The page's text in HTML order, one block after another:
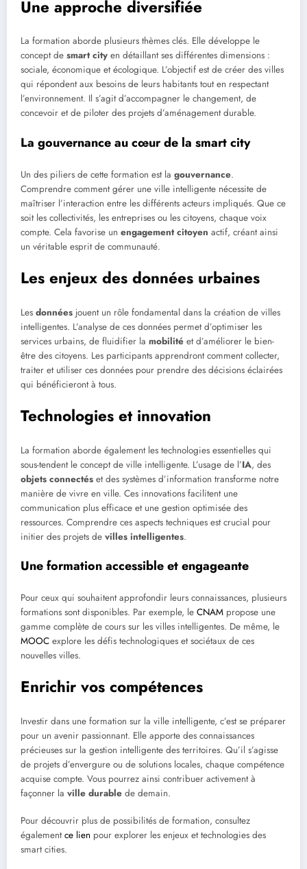
Une approche diversifiée
La formation aborde plusieurs thèmes clés. Elle développe le
concept de smart city en détaillant ses différentes dimensions :
sociale, économique et écologique. L’objectif est de créer des villes
qui répondent aux besoins de leurs habitants tout en respectant
l’environnement. Il s’agit d’accompagner le changement, de
concevoir et de piloter des projets d’aménagement durable.
La gouvernance au cœur de la smart city
Un des piliers de cette formation est la gouvernance.
Comprendre comment gérer une ville intelligente nécessite de
maîtriser l’interaction entre les différents acteurs impliqués. Que ce
soit les collectivités, les entreprises ou les citoyens, chaque voix
compte. Cela favorise un engagement citoyen actif, créant ainsi
un véritable esprit de communauté.
Les enjeux des données urbaines
Les données jouent un rôle fondamental dans la création de villes
intelligentes. L’analyse de ces données permet d’optimiser les
services urbains, de fluidifier la mobilité et d’améliorer le bien-
être des citoyens. Les participants apprendront comment collecter,
traiter et utiliser ces données pour prendre des décisions éclairées
qui bénéficieront à tous.
Technologies et innovation
La formation aborde également les technologies essentielles qui
sous-tendent le concept de ville intelligente. L’usage de l’IA, des
objets connectés et des systèmes d’information transforme notre
manière de vivre en ville. Ces innovations facilitent une
communication plus efficace et une gestion optimisée des
ressources. Comprendre ces aspects techniques est crucial pour
initier des projets de villes intelligentes.
Une formation accessible et engageante
Pour ceux qui souhaitent approfondir leurs connaissances, plusieurs
formations sont disponibles. Par exemple, le CNAM propose une
gamme complète de cours sur les villes intelligentes. De même, le
MOOC explore les défis technologiques et sociétaux de ces
nouvelles villes.
Enrichir vos compétences
Investir dans une formation sur la ville intelligente, c’est se préparer
pour un avenir passionnant. Elle apporte des connaissances
précieuses sur la gestion intelligente des territoires. Qu’il s’agisse
de projets d’envergure ou de solutions locales, chaque compétence
acquise compte. Vous pourrez ainsi contribuer activement à
façonner la ville durable de demain.
Pour découvrir plus de possibilités de formation, consultez
égalementce lien pour explorer les enjeux et technologies des
smart cities.